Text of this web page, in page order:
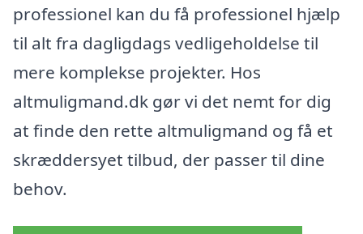
professionel kan du få professionel hjælp
til alt fra dagligdags vedligeholdelse til
mere komplekse projekter. Hos
altmuligmand.dk gør vi det nemt for dig
at finde den rette altmuligmand og få et
skræddersyet tilbud, der passer til dine
behov.